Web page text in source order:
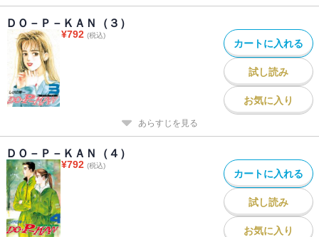
ＤＯ－Ｐ－ＫＡＮ（３）
¥792 (税込)
カートに入れる
試し読み
お気に入り
あらすじを見る
ＤＯ－Ｐ－ＫＡＮ（４）
¥792 (税込)
カートに入れる
試し読み
お気に入り